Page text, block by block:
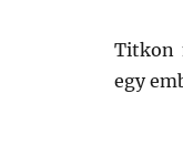
Titkon
egy